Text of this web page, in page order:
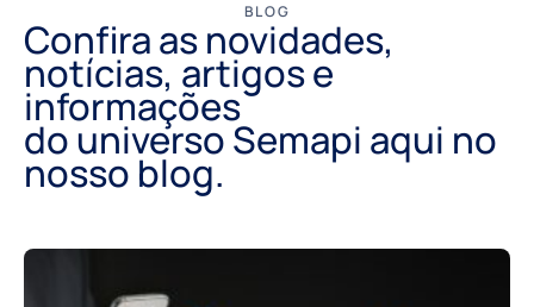
BLOG
Confira as novidades,
notícias, artigos e
informações
do universo Semapi aqui no
nosso blog.